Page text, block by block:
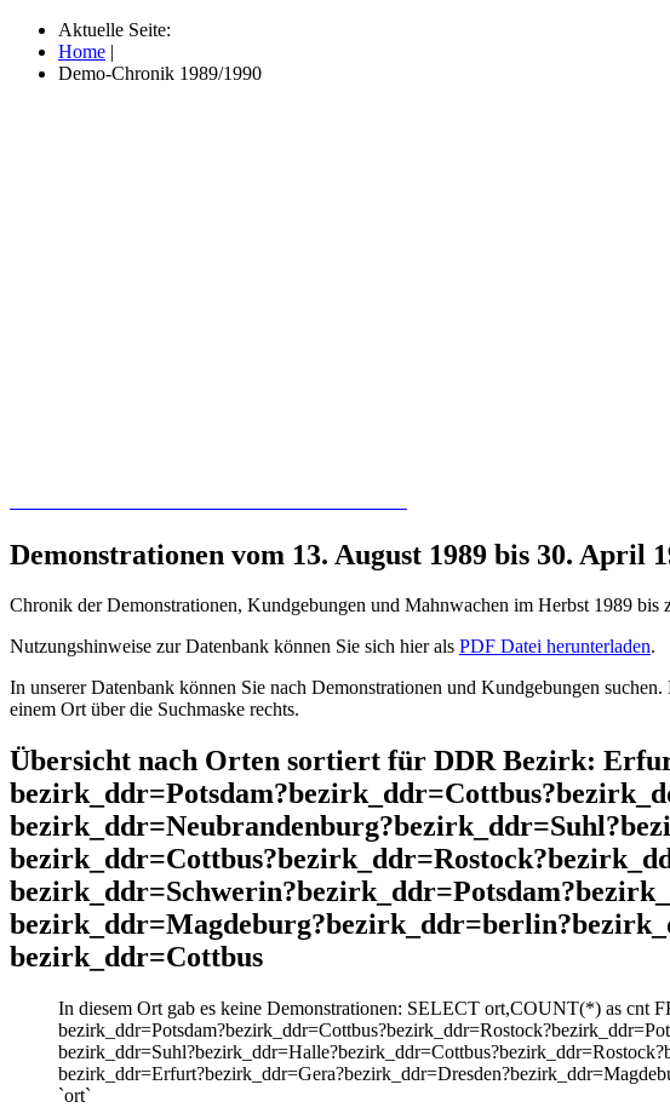
Aktuelle Seite:
Home |
Demo-Chronik 1989/1990
Demonstrationen vom 13. August 1989 bis 30. April
Chronik der Demonstrationen, Kundgebungen und Mahnwachen im Herbst 1989
Nutzungshinweise zur Datenbank können Sie sich hier als PDF Datei herunterladen.
In unserer Datenbank können Sie nach Demonstrationen und Kundgebungen
einem Ort über die Suchmaske rechts.
Übersicht nach Orten sortiert für DDR Bezirk:
bezirk_ddr=Cottbus
In diesem Ort gab es keine Demonstrationen: SELECT ort,COUNT(*) as
`ort`